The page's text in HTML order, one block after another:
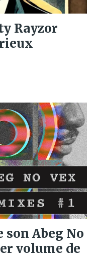
Rayzor
Abeg No
volume de